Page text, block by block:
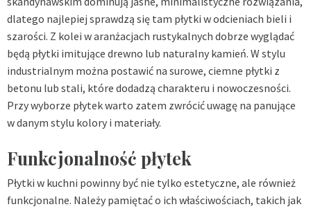
dlatego najlepiej sprawdzą się tam płytki w odcieniach bieli i
szarości. Z kolei w aranżacjach rustykalnych dobrze wyglądać
będą płytki imitujące drewno lub naturalny kamień. W stylu
industrialnym można postawić na surowe, ciemne płytki z
betonu lub stali, które dodadzą charakteru i nowoczesności.
Przy wyborze płytek warto zatem zwrócić uwagę na panujące
w danym stylu kolory i materiały.
Funkcjonalność płytek
Płytki w kuchni powinny być nie tylko estetyczne, ale również
funkcjonalne. Należy pamiętać o ich właściwościach, takich jak